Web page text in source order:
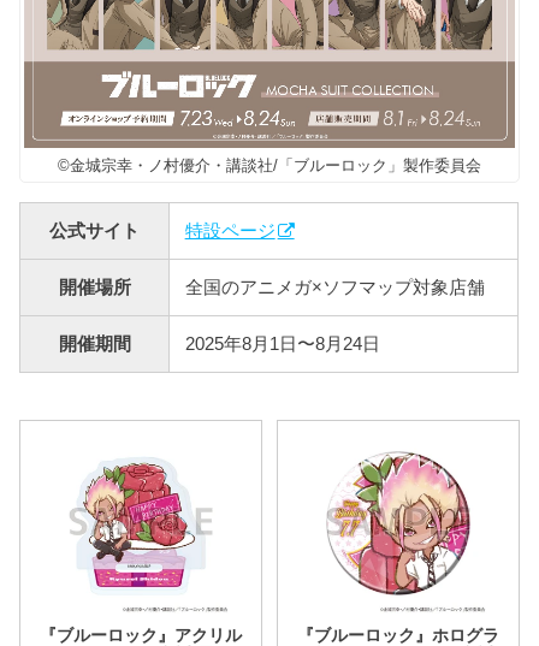
©金城宗幸・ノ村優介・講談社/「ブルーロック」製作委員会
公式サイト 特設ページ
開催場所 全国のアニメガ×ソフマップ対象店舗
開催期間 2025年8月1日〜8月24日
『ブルーロック』アクリル
『ブルーロック』ホログラ